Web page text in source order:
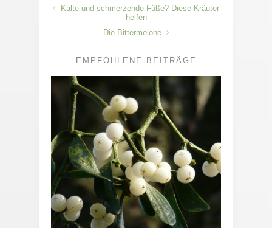
Kalte und schmerzende Füße? Diese Kräuter
helfen
Die Bittermelone
EMPFOHLENE BEITRÄGE